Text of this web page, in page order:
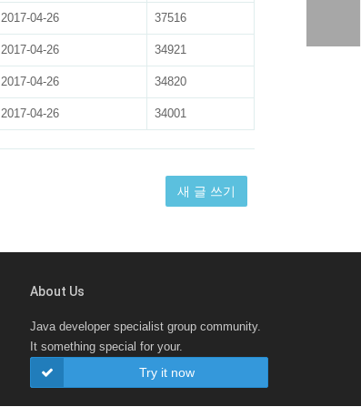
2017-04-26 37516
2017-04-26 34921
2017-04-26 34820
2017-04-26 34001
새 글 쓰기
About Us
Java developer specialist group community.
It something special for your.
Try it now